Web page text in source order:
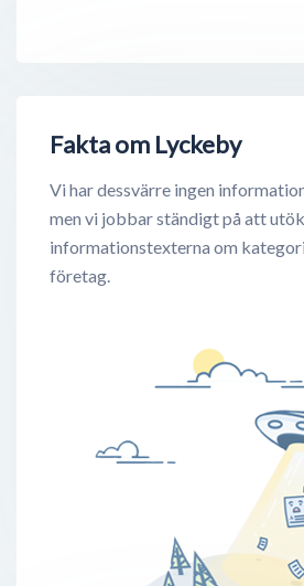
Fakta om Lyckeby
Vi har dessvärre ingen
men vi jobbar ständigt på att
informationstexterna om
företag.